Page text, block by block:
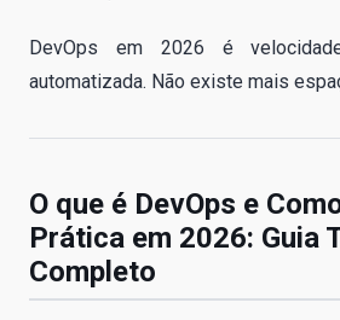
DevOps em 2026 é
automatizada. Não existe mais
O que é DevOps e
Prática em 2026: Guia
Completo